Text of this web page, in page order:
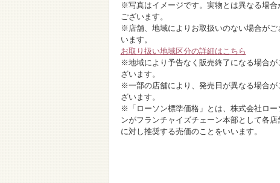
※写真はイメージです。実物とは異なる場合
ございます。
※店舗、地域によりお取扱いのない場合がご
います。
お取り扱い地域区分の詳細はこちら
※地域により予告なく販売終了になる場合が
ざいます。
※一部の店舗により、発売日が異なる場合が
ざいます。
※「ローソン標準価格」とは、株式会社ロー
ンがフランチャイズチェーン本部として各店
に対し推奨する売価のことをいいます。